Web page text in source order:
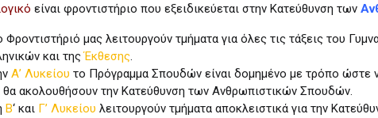
είναι φροντιστήριο που εξειδικεύεται στην Κατεύθυνση των
Φροντιστήριό μας λειτουργούν τμήματα για όλες τις τάξεις του
και τηςΈκθεσης.
Α’ Λυκείου το Πρόγραμμα Σπουδών είναι δομημένο με τρόπο ώστε
θα ακολουθήσουν την Κατεύθυνση των Ανθρωπιστικών Σπουδών.
Β‘ και Γ’ Λυκείου λειτουργούν τμήματα αποκλειστικά για την